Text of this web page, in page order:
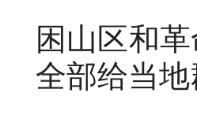
困山区和
全部给当